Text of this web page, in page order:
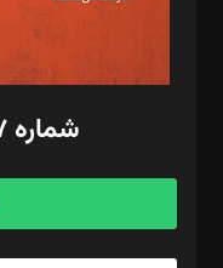
مد‌یر توسعه تجاری: کامبیز برید‌
امور مالی: شاپور رهبری،
آگهی و مشترکین: ۰۹۱۹۹۹۹۰۴۵۴
شماره ۱۴۷ - مرداد ۱۴۰۵